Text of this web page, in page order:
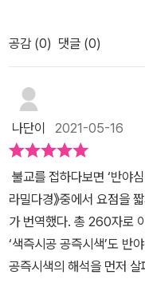
히 이해하기가 쉽지는 않
읽다보면 깨달음의 근처에
0년대 중반 홍콩영화 '천
어대는거 인듯 싶은데요.
하'에서 반야심경의 경구를
요.<반야(바라밀다)심경
0권에 달하는 <반야바라밀
용은 관자재보살이 사리자
용해 모든 고통에서 벗어
단 익숙한 경구인 '반야바
종교라기보다는유교처럼
는 항목이 나오면늘 망설
용어가 크게 낯설지 않은
읽히는 책은 아니었습니다.
를 따라만 다니고1년에 한
울뿐인 불교신자이다 보니
마음이 심란하고,책이 잘
문장씩 소개되는글귀만
금 무엇을 해야 하고 무엇
하나만 바꾸면 된다. 마음
에서 빠져나와 자기 자신에
온전하게 살 수 있다. 현재
이 순간만 있다. 이 고요는
과거, 미래를 살면서 벗어
만, 깨달음을 얻을 수 있는
우리를 시간과 공간의 밖에
재를 사는 것만큼 좋은 것
으로 바라보면 모든 것이
라지는 중임을 알 수 있다.
러니 집착하거나 저항하지
수용하고 지켜보면 사라진
실을 깨우쳐준다. 마음 복
걷히듯 마음을 밝혀주는 내용이기도 하다.
의 불경 연구가인 저자는
대적으로 해석하는 작업을
자는 <반야심경> 260자
용으로 풀어서 설명하고
입문자나 혹은 불교와 상
찾고자 하는 이들이라면
다. 나를 부르는 명칭이 무엇이든그것은 내 인생의 아주 작은 일부일
으로 들어가 봅니다. ‘반
이며, 바라밀다(波羅密多)
는 ‘육바라밀’을 차분하
戒), 인욕(忍辱), 정진(精
야바라밀다시”는 ‘관자재
때’라는 의미군요.저자의
미를 이해할 수 있습니다.
책에는 불교의 핵심 가르
(五戒), 오온(五蘊), 십이
개념을 아주 친절하고 쉽
심경의 내용을 이해하기에
공감 (0) 댓글 (0)
나단이 2021-05-16
불교를 접하다보면 ‘반야
라밀다경》중에서 요점을
가 번역했다. 총 260자로
‘색즉시공 공즉시색’도 반
공즉시색의 해석을 먼저